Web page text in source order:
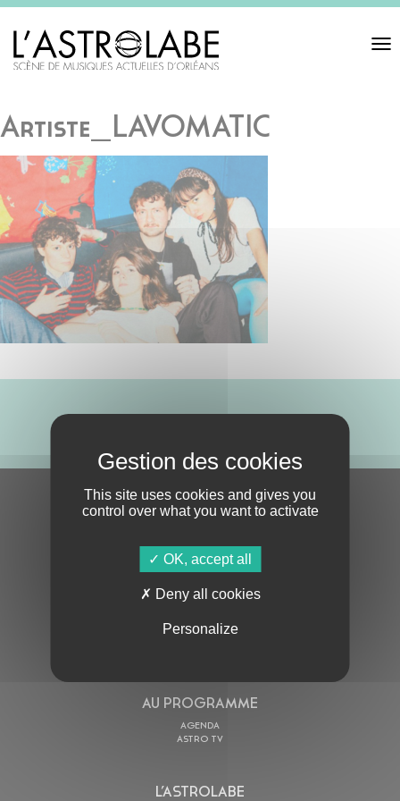
Toggle
Artiste_LAVOMATIC
S'ABONNER À LA NEWSLETTER
AU PROGRAMME
AGENDA
ASTRO TV
L’ASTROLABE
This site uses cookies and gives you
control over what you want to activate
OK, accept all
Deny all cookies
Personalize